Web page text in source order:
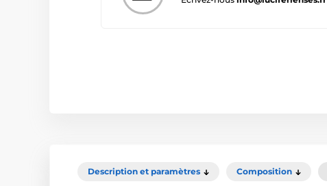
Description et paramètres Composition